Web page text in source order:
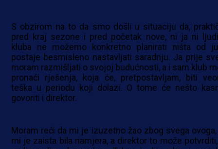
S obzirom na to da smo došli u situaciju da,
pred kraj sezone i pred početak nove, ni ja ni
kluba ne možemo konkretno planirati ništa od
postaje besmisleno nastavljati saradnju. Ja prije
moram razmišljati o svojoj budućnosti, a i sam klub
pronaći rješenja, koja će, pretpostavljam, biti
teška u periodu koji dolazi. O tome će nešto
govoriti i direktor.
Moram reći da mi je izuzetno žao zbog svega
mi je zaista bila namjera, a direktor to može